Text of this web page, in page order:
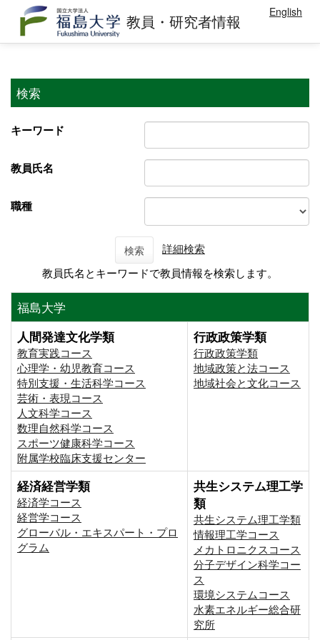
教員・研究者情報 English
検索
キーワード
教員氏名
職種
検索
詳細検索
教員氏名とキーワードで教員情報を検索します。
福島大学
人間発達文化学類
教育実践コース
心理学・幼児教育コース
特別支援・生活科学コース
芸術・表現コース
人文科学コース
数理自然科学コース
スポーツ健康科学コース
附属学校臨床支援センター
行政政策学類
行政政策学類
地域政策と法コース
地域社会と文化コース
経済経営学類
経済学コース
経営学コース
グローバル・エキスパート・プロ
グラム
共生システム理工学
類
共生システム理工学類
情報理工学コース
メカトロニクスコース
分子デザイン科学コー
ス
環境システムコース
⽔素エネルギー総合研
究所